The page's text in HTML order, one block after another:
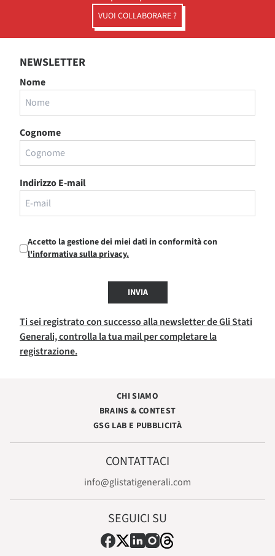
VUOI COLLABORARE ?
NEWSLETTER
Nome
Cognome
Indirizzo E-mail
Accetto la gestione dei miei dati in conformità con
l'informativa sulla privacy.
INVIA
Ti sei registrato con successo alla newsletter de Gli Stati
Generali, controlla la tua mail per completare la
registrazione.
CHI SIAMO
BRAINS & CONTEST
GSG LAB E PUBBLICITÀ
CONTATTACI
info@glistatigenerali.com
SEGUICI SU